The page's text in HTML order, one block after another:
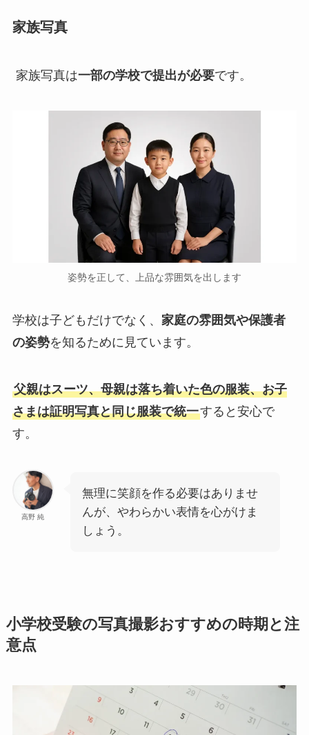
家族写真
家族写真は一部の学校で提出が必要です。
姿勢を正して、上品な雰囲気を出します
学校は子どもだけでなく、 家庭の雰囲気や保護者
の姿勢を知るために見ています。
父親はスーツ、母親は落ち着いた色の服装、お子
さまは証明写真と同じ服装で統一すると安心で
す。
高野 純
無理に笑顔を作る必要はありませ
んが、やわらかい表情を心がけま
しょう。
小学校受験の写真撮影おすすめの時期と注
意点